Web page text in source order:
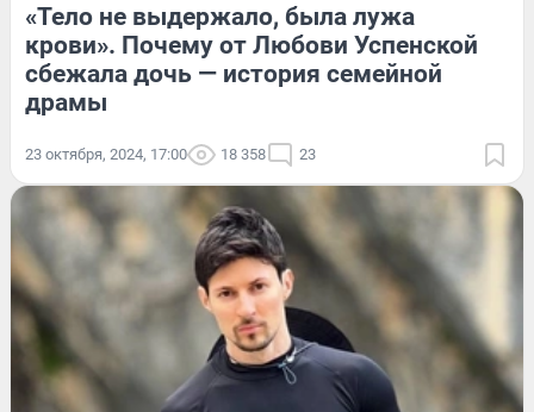
«Тело не выдержало, была лужа
крови». Почему от Любови Успенской
сбежала дочь — история семейной
драмы
23 октября, 2024, 17:00 18 358 23